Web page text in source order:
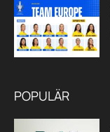
POPULÄR